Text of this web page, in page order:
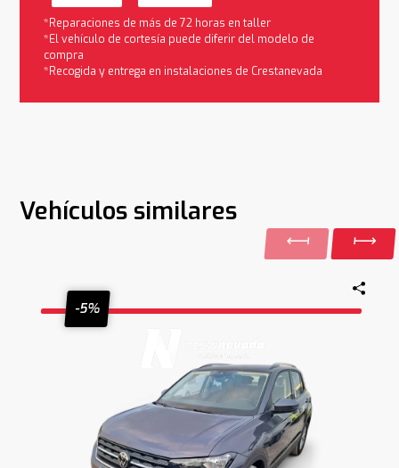
*Reparaciones de más de 72 horas en taller
*El vehículo de cortesía puede diferir del modelo de
compra
*Recogida y entrega en instalaciones de Crestanevada
Vehículos similares
-5%